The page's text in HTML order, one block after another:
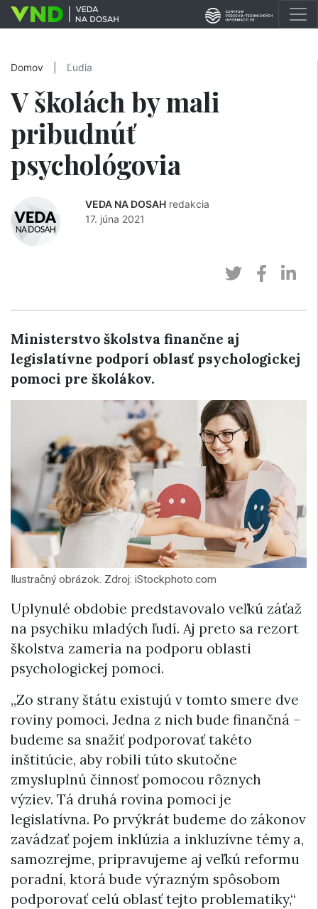
Domov Ľudia
V školách by mali
pribudnúť
psychológovia
VEDA NA DOSAH redakcia
17. júna 2021
Ministerstvo školstva finančne aj
legislatívne podporí oblasť psychologickej
pomoci pre školákov.
Ilustračný obrázok. Zdroj: iStockphoto.com
Uplynulé obdobie predstavovalo veľkú záťaž
na psychiku mladých ľudí. Aj preto sa rezort
školstva zameria na podporu oblasti
psychologickej pomoci.
„Zo strany štátu existujú v tomto smere dve
roviny pomoci. Jedna z nich bude finančná –
budeme sa snažiť podporovať takéto
inštitúcie, aby robili túto skutočne
zmysluplnú činnosť pomocou rôznych
výziev. Tá druhá rovina pomoci je
legislatívna. Po prvýkrát budeme do zákonov
zavádzať pojem inklúzia a inkluzívne témy a,
samozrejme, pripravujeme aj veľkú reformu
poradní, ktorá bude výrazným spôsobom
podporovať celú oblasť tejto problematiky,“